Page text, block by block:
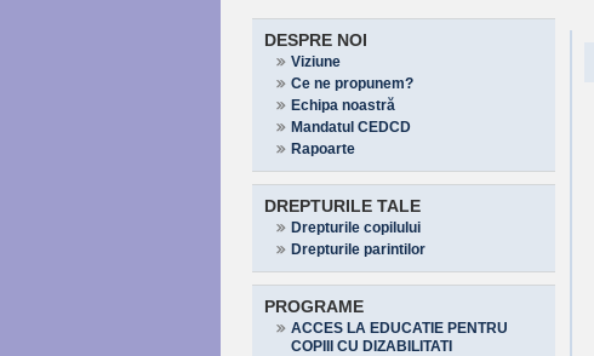
DESPRE NOI
Viziune
Ce ne propunem?
Echipa noastră
Mandatul CEDCD
Rapoarte
DREPTURILE TALE
Drepturile copilului
Drepturile parintilor
PROGRAME
ACCES LA EDUCATIE PENTRU
COPIII CU DIZABILITATI